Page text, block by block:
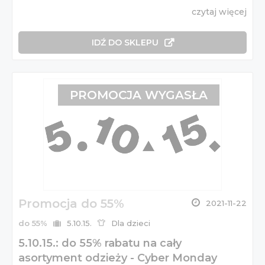
czytaj więcej
IDŹ DO SKLEPU
Promocja do 55% 2021-11-22
do 55% 5.10.15. Dla dzieci
5.10.15.: do 55% rabatu na cały
asortyment odzieży - Cyber Monday
PROMOCJA WYGASŁA